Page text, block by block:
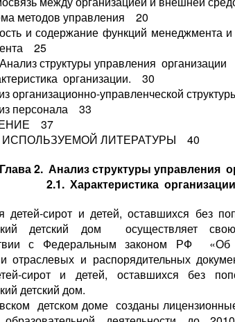
методов управления 20
и содержание функций менеджмента
25
структуры управления
организации. 30
организационно-управленческой
персонала 33
37
ЛИТЕРАТУРЫ 40
Глава 2. Анализ структуры управления
2.1. Характеристика
сирот и детей, оставшихся без
детский дом осуществляет
с Федеральным законом РФ «Об
отраслевых и распорядительных
сирот и детей, оставшихся без
детский дом.
детском доме созданы